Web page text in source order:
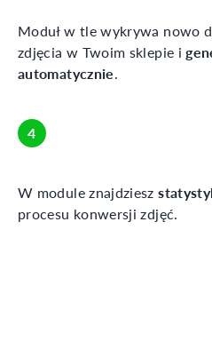
Moduł w tle wykrywa nowo
zdjęcia w Twoim sklepie i
automatycznie.
4
W module znajdziesz
procesu konwersji zdjęć.